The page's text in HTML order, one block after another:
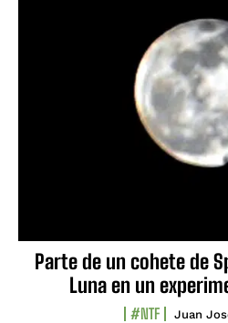
Parte de un cohete de
Luna en un
#NTF Juan